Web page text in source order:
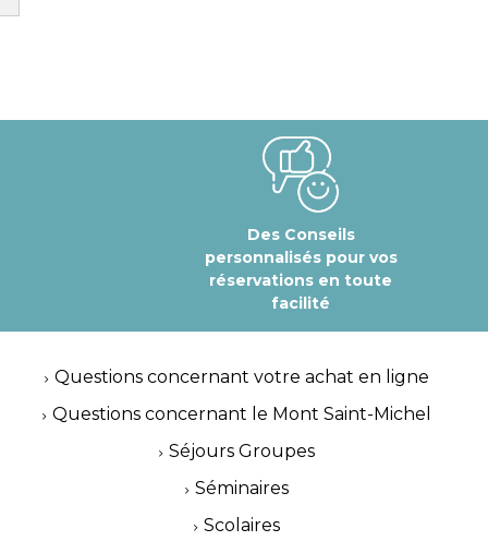
Des Conseils
personnalisés pour vos
réservations en toute
facilité
Questions concernant votre achat en ligne
Questions concernant le Mont Saint-Michel
Séjours Groupes
Séminaires
Scolaires